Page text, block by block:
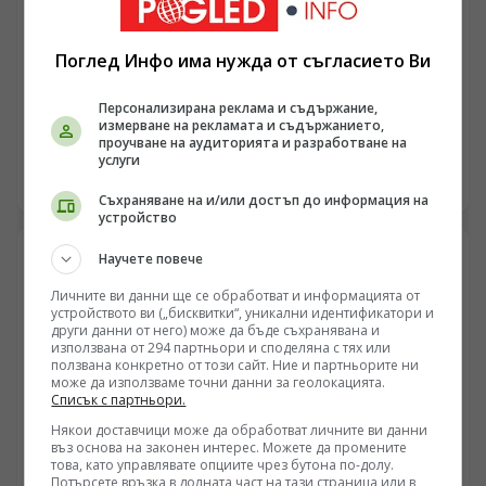
единствено като туристически дестинации замъглява
разбирането за техния реален статут на финансови
пробойни и специфични офшорни зони,
функциониращи в периферията на големите пазари.
Демографският колапс на Китай: Как Пекин сам
ликвидира основния си геоикономически ресурс
/Поглед.инфо/ Демографската картина в Азия
претърпява структурен прелом, който ще пренареди
тежестта на индустриалния капацитет през
следващите десетилетия. Дългосрочният
икономически модел на Китай, изграден върху
неограничен ресурс от евтина работна ръка и
мащабно промишлено производство, се натъква на
математическата неумолимост на застаряващото
население. Данните от преброяванията и текущите
статистически отчети за периода до 2026 година
показват, че административните мерки за контрол на
раждаемостта от края на миналия век са заложили
държавност. Процесът на депопулация, започнал
официално през 2022 година, вече не е хипотеза, а
Поглед Инфо има нужда от съгласието Ви
Персонализирана реклама и съдържание,
измерване на рекламата и съдържанието,
проучване на аудиторията и разработване на
услуги
Съхраняване на и/или достъп до информация на
устройство
Научете повече
Личните ви данни ще се обработват и информацията от
устройството ви („бисквитки“, уникални идентификатори и
други данни от него) може да бъде съхранявана и
използвана от 294 партньори и споделяна с тях или
ползвана конкретно от този сайт. Ние и партньорите ни
може да използваме точни данни за геолокацията.
Списък с партньори.
Някои доставчици може да обработват личните ви данни
въз основа на законен интерес. Можете да промените
това, като управлявате опциите чрез бутона по-долу.
Потърсете връзка в долната част на тази страница или в